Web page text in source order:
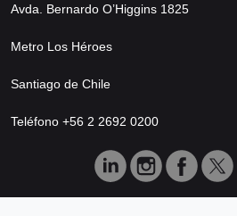
Avda. Bernardo O’Higgins 1825
Metro Los Héroes
Santiago de Chile
Teléfono +56 2 2692 0200